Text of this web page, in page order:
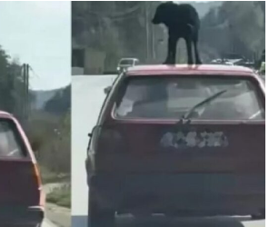
BiH:
Poginula
jedna
osoba,
auto
završio
na
krovu